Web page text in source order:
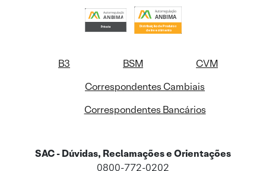
B3 BSM
CVM
Correspondentes Cambiais
Correspondentes Bancários
SAC - Dúvidas, Reclamações e Orientações
0800-772-0202